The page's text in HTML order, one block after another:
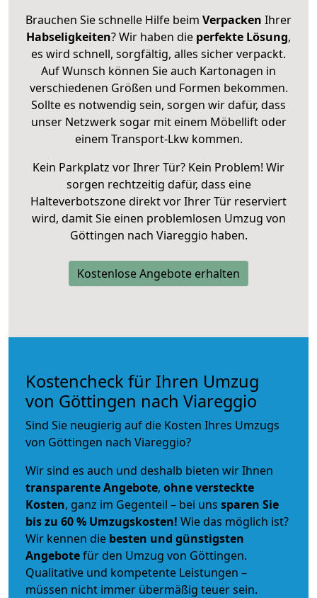
Brauchen Sie schnelle Hilfe beim Verpacken Ihrer
Habseligkeiten? Wir haben die perfekte Lösung,
es wird schnell, sorgfältig, alles sicher verpackt.
Auf Wunsch können Sie auch Kartonagen in
verschiedenen Größen und Formen bekommen.
Sollte es notwendig sein, sorgen wir dafür, dass
unser Netzwerk sogar mit einem Möbellift oder
einem Transport-Lkw kommen.
Kein Parkplatz vor Ihrer Tür? Kein Problem! Wir
sorgen rechtzeitig dafür, dass eine
Halteverbotszone direkt vor Ihrer Tür reserviert
wird, damit Sie einen problemlosen Umzug von
Göttingen nach Viareggio haben.
Kostenlose Angebote erhalten
Kostencheck für Ihren Umzug
von Göttingen nach Viareggio
Sind Sie neugierig auf die Kosten Ihres Umzugs
von Göttingen nach Viareggio?
Wir sind es auch und deshalb bieten wir Ihnen
transparente Angebote, ohne versteckte
Kosten, ganz im Gegenteil – bei uns sparen Sie
bis zu 60 % Umzugskosten! Wie das möglich ist?
Wir kennen die besten und günstigsten
Angebotefür den Umzug von Göttingen.
Qualitative und kompetente Leistungen –
müssen nicht immer übermäßig teuer sein.